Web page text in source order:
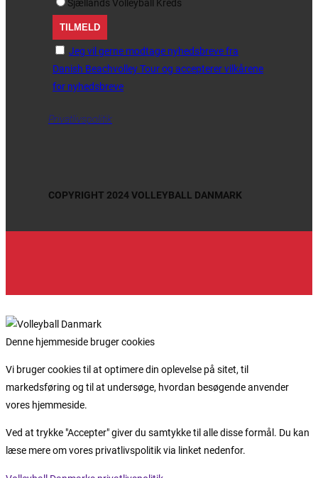
Sjællands Volleyball Kreds
Jeg vil gerne modtage nyhedsbreve fra
Danish Beachvolley Tour og accepterer vilkårene
for nyhedsbreve
Privatlivspolitik
COPYRIGHT 2024 VOLLEYBALL DANMARK
Denne hjemmeside bruger cookies
Vi bruger cookies til at optimere din oplevelse på sitet, til
markedsføring og til at undersøge, hvordan besøgende anvender
vores hjemmeside.
Ved at trykke "Accepter" giver du samtykke til alle disse formål. Du kan
læse mere om vores privatlivspolitik via linket nedenfor.